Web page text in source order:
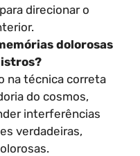
direcionar o
dolorosas
na técnica correta
do cosmos,
interferências
verdadeiras,